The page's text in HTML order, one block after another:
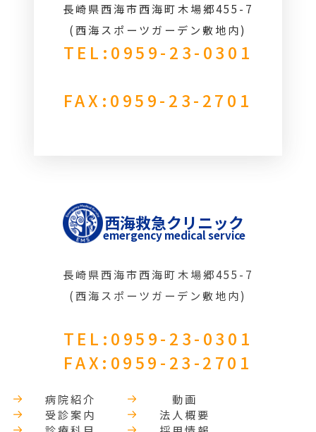
長崎県西海市西海町木場郷455-7
(西海スポーツガーデン敷地内)
TEL:0959-23-0301
FAX:0959-23-2701
西海救急クリニック
emergency medical service
長崎県西海市西海町木場郷455-7
(西海スポーツガーデン敷地内)
TEL:0959-23-0301
FAX:0959-23-2701
病院紹介
受診案内
動画
法人概要